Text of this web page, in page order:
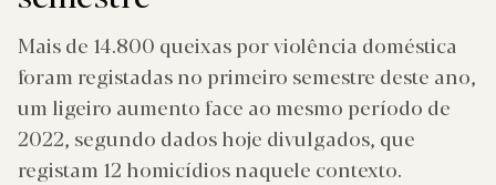
Mais de 14.800 queixas por violência doméstica
foram registadas no primeiro semestre deste ano,
um ligeiro aumento face ao mesmo período de
2022, segundo dados hoje divulgados, que
registam 12 homicídios naquele contexto.